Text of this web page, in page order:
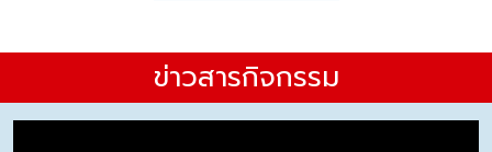
ข่าวสารกิจกรรม